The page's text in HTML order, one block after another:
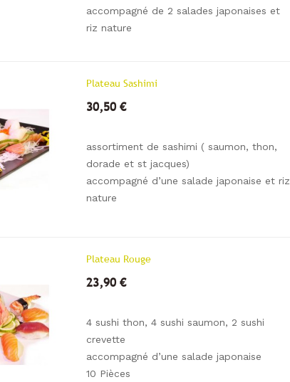
accompagné de 2 salades japonaises et
riz nature
Plateau Sashimi
30,50 €
assortiment de sashimi ( saumon, thon,
dorade et st jacques)
accompagné d’une salade japonaise et riz
nature
Plateau Rouge
23,90 €
4 sushi thon, 4 sushi saumon, 2 sushi
crevette
accompagné d’une salade japonaise
10 Pièces